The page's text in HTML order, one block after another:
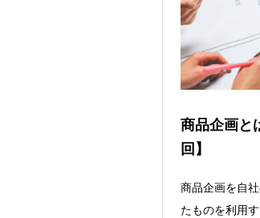
商品企画と
回】
商品企画を自
たものを利用